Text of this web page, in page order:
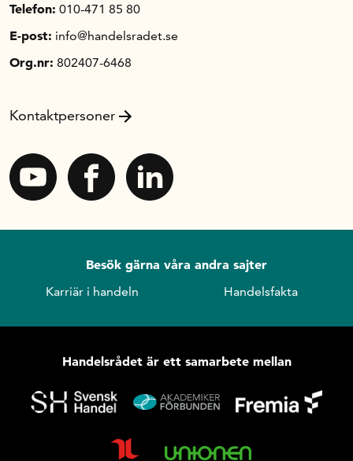
Telefon: 010-471 85 80
E-post: info@handelsradet.se
Org.nr: 802407-6468
Kontaktpersoner
Besök gärna våra andra sajter
Karriär i handeln Handelsfakta
Handelsrådet är ett samarbete mellan